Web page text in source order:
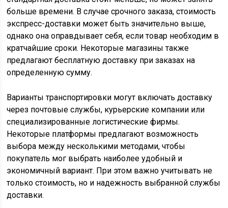
больше времени. В случае срочного заказа, стоимость
экспресс-доставки может быть значительно выше,
однако она оправдывает себя, если товар необходим в
кратчайшие сроки. Некоторые магазины также
предлагают бесплатную доставку при заказах на
определенную сумму.
Варианты транспортировки могут включать доставку
через почтовые службы, курьерские компании или
специализированные логистические фирмы.
Некоторые платформы предлагают возможность
выбора между несколькими методами, чтобы
покупатель мог выбрать наиболее удобный и
экономичный вариант. При этом важно учитывать не
только стоимость, но и надежность выбранной службы
доставки.